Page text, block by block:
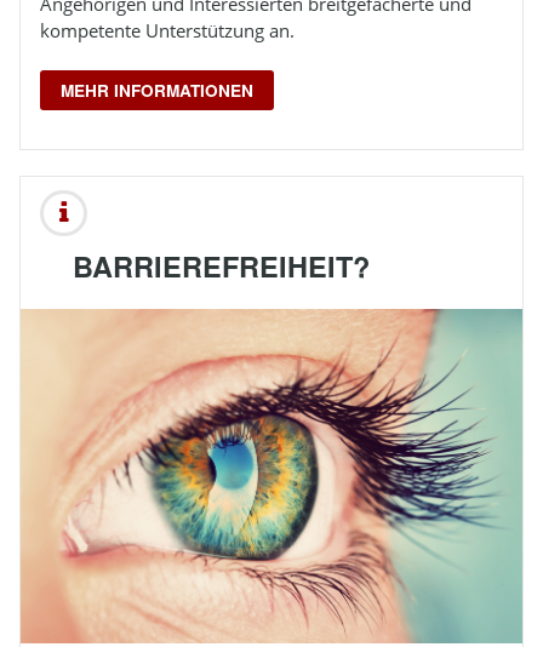
kompetente Unterstützung an.
MEHR INFORMATIONEN
BARRIEREFREIHEIT?